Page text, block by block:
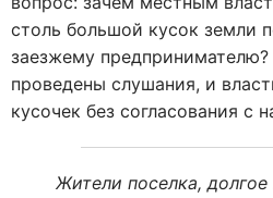
столь большой кусок земли
заезжему
проведены слушания, и
кусочек без согласования с
Жители поселка,